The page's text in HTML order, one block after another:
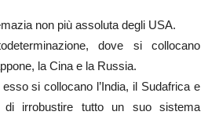
non più assoluta degli USA.
dove si collocano
la Cina e la Russia.
si collocano l’India, il Sudafrica e
irrobustire tutto un suo sistema